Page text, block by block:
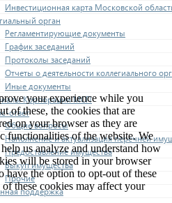
Инвестиционная карта Московской
орган
Регламентирующие документы
График заседаний
Протоколы заседаний
Отчеты о деятельности коллегиального
Иные документы
Корпорации МСП
ответ
Общие вопросы
Наполнение и актуализация перечней
Предоставление имущества
Выкуп имущества
Прочие
поддержка
your experience while you
of these, the cookies that are
on your browser as they are
functionalities of the website. We
us analyze and understand how
will be stored in your browser
have the option to opt-out of these
these cookies may affect your